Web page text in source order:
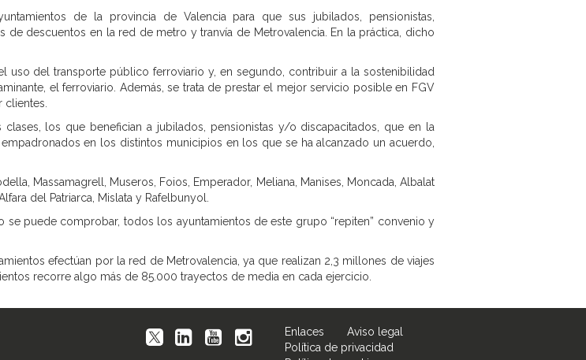
de la provincia de Valencia para que sus jubilados, pensionistas,
de descuentos en la red de metro y tranvía de Metrovalencia. En la práctica, dicho
uso del transporte público ferroviario y, en segundo, contribuir a la sostenibilidad
el ferroviario. Además, se trata de prestar el mejor servicio posible en FGV
los que benefician a jubilados, pensionistas y/o discapacitados, que en la
en los distintos municipios en los que se ha alcanzado un acuerdo,
Massamagrell, Museros, Foios, Emperador, Meliana, Manises, Moncada, Albalat
del Patriarca, Mislata y Rafelbunyol.
se puede comprobar, todos los ayuntamientos de este grupo “repiten” convenio y
efectúan por la red de Metrovalencia, ya que realizan 2,3 millones de viajes
recorre algo más de 85.000 trayectos de media en cada ejercicio.
Enlaces
Aviso legal
Política de privacidad